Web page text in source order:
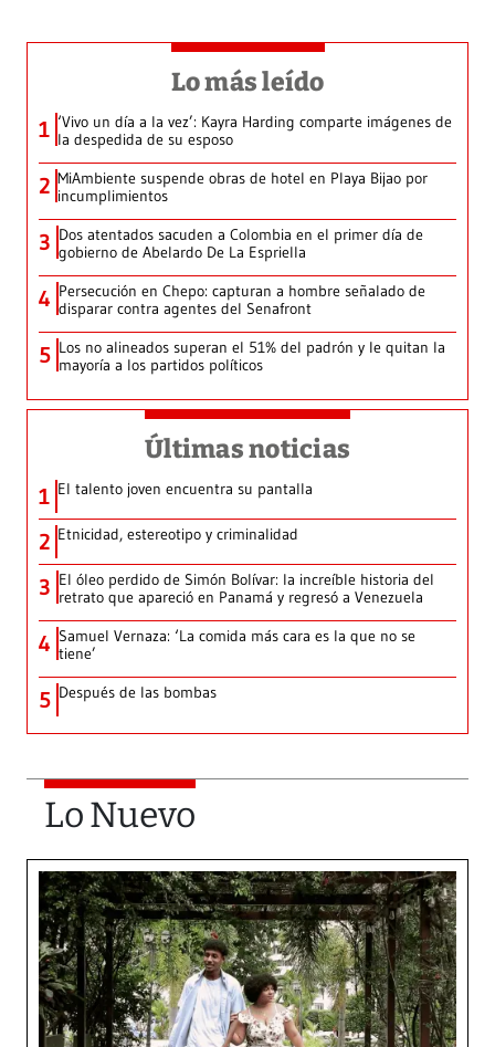
Lo más leído
1 ‘Vivo un día a la vez’: Kayra Harding comparte imágenes de
la despedida de su esposo
2 MiAmbiente suspende obras de hotel en Playa Bijao por
incumplimientos
3 Dos atentados sacuden a Colombia en el primer día de
gobierno de Abelardo De La Espriella
4 Persecución en Chepo: capturan a hombre señalado de
disparar contra agentes del Senafront
5 Los no alineados superan el 51% del padrón y le quitan la
mayoría a los partidos políticos
Últimas noticias
1 El talento joven encuentra su pantalla​
2 Etnicidad, estereotipo y criminalidad
3 El óleo perdido de Simón Bolívar: la increíble historia del
retrato que apareció en Panamá y regresó a Venezuela
4 Samuel Vernaza: ‘La comida más cara es la que no se
tiene’
5 Después de las bombas
Lo Nuevo